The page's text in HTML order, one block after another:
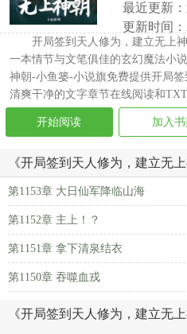
最近更新：
更新时间：
开局签到天人修为，建立无上
一本情节与文笔俱佳的玄幻魔法小
神朝-小鱼篓-小说旗免费提供开局
清爽干净的文字章节在线阅读和TXT
开始阅读 加入书
《开局签到天人修为，建立无
第1153章 大日仙军降临山海
第1152章 主上！？
第1151章 拿下清泉结衣
第1150章 吞噬血戎
《开局签到天人修为，建立无